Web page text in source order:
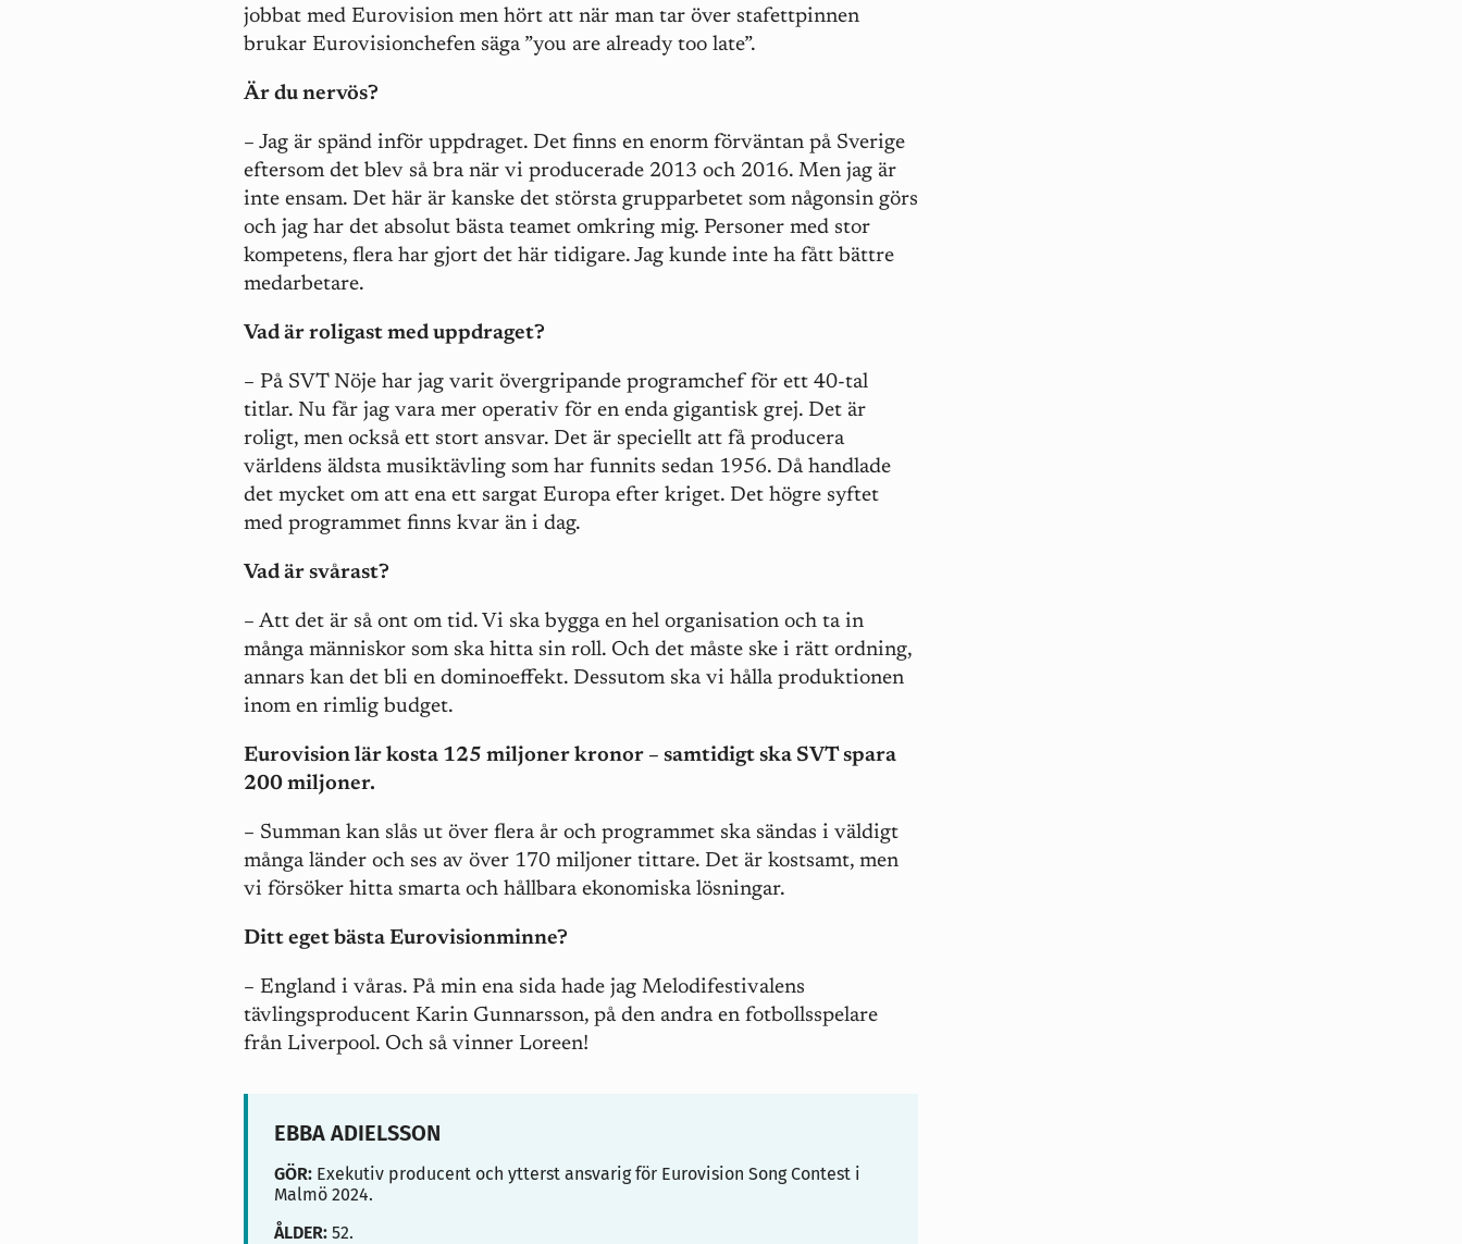
jobbat med Eurovision men hört att när man tar över stafettpinnen
brukar Eurovisionchefen säga ”you are already too late”.
Är du nervös?
– Jag är spänd inför uppdraget. Det finns en enorm förväntan på Sverige
eftersom det blev så bra när vi producerade 2013 och 2016. Men jag är
inte ensam. Det här är kanske det största grupparbetet som någonsin görs
och jag har det absolut bästa teamet omkring mig. Personer med stor
kompetens, flera har gjort det här tidigare. Jag kunde inte ha fått bättre
medarbetare.
Vad är roligast med uppdraget?
– På SVT Nöje har jag varit övergripande programchef för ett 40-tal
titlar. Nu får jag vara mer operativ för en enda gigantisk grej. Det är
roligt, men också ett stort ansvar. Det är speciellt att få producera
världens äldsta musiktävling som har funnits sedan 1956. Då handlade
det mycket om att ena ett sargat Europa efter kriget. Det högre syftet
med programmet finns kvar än i dag.
Vad är svårast?
– Att det är så ont om tid. Vi ska bygga en hel organisation och ta in
många människor som ska hitta sin roll. Och det måste ske i rätt ordning,
annars kan det bli en dominoeffekt. Dessutom ska vi hålla produktionen
inom en rimlig budget.
Eurovision lär kosta 125 miljoner kronor – samtidigt ska SVT spara
200 miljoner.
– Summan kan slås ut över flera år och programmet ska sändas i väldigt
många länder och ses av över 170 miljoner tittare. Det är kostsamt, men
vi försöker hitta smarta och hållbara ekonomiska lösningar.
Ditt eget bästa Eurovisionminne?
– England i våras. På min ena sida hade jag Melodifestivalens
tävlingsproducent Karin Gunnarsson, på den andra en fotbollsspelare
från Liverpool. Och så vinner Loreen!
EBBA ADIELSSON
GÖR: Exekutiv producent och ytterst ansvarig för Eurovision Song Contest i
Malmö 2024.
ÅLDER: 52.